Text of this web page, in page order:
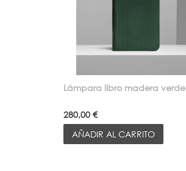
Lámpara libro madera verde
280,00 €
AÑADIR AL CARRITO